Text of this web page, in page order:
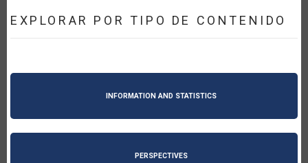
EXPLORAR POR TIPO DE CONTENIDO
INFORMATION AND STATISTICS
PERSPECTIVES